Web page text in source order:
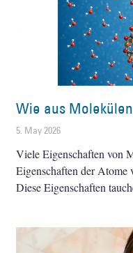
Wie aus
5. May 2026
Viele Eigenschaften von
Eigenschaften der Atome
Diese Eigenschaften